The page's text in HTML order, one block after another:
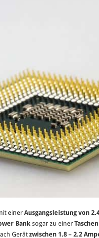
einerAusgangsleistung von
Banksogar zu einer
Gerätzwischen 1.8 – 2.2